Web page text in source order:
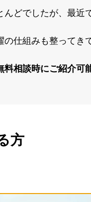
んどでしたが、最近
仕組みも整ってき
料相談時にご紹介可
方